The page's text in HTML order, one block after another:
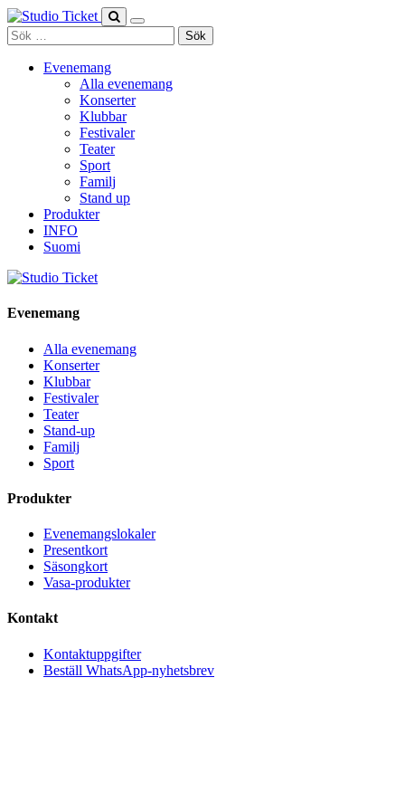
Skip
to
content
Sök
efter:
Evenemang
Alla evenemang
Konserter
Klubbar
Festivaler
Teater
Sport
Familj
Stand up
Produkter
INFO
Suomi
Evenemang
Alla evenemang
Konserter
Klubbar
Festivaler
Teater
Stand-up
Familj
Sport
Produkter
Evenemangslokaler
Presentkort
Säsongkort
Vasa-produkter
Kontakt
Kontaktuppgifter
Beställ WhatsApp-nyhetsbrev